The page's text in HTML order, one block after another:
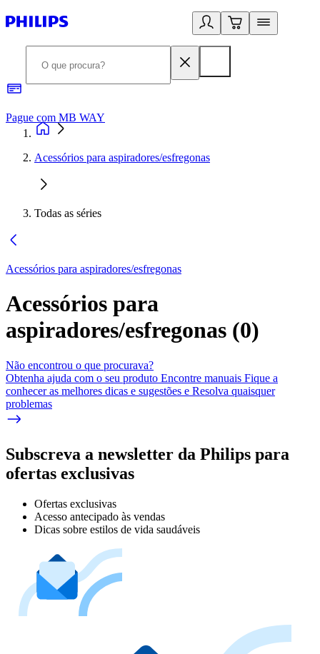
Pague com MB WAY
Acessórios para aspiradores/esfregonas
Todas as séries
Acessórios para aspiradores/esfregonas
Acessórios para
aspiradores/esfregonas (0)
Não encontrou o que procurava?
Obtenha ajuda com o seu produto Encontre manuais Fique a
conhecer as melhores dicas e sugestões e Resolva quaisquer
problemas
Subscreva a newsletter da Philips para
ofertas exclusivas
Ofertas exclusivas
Acesso antecipado às vendas
Dicas sobre estilos de vida saudáveis